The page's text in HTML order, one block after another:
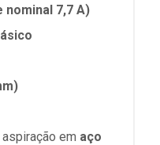
7,7 A)
em aço